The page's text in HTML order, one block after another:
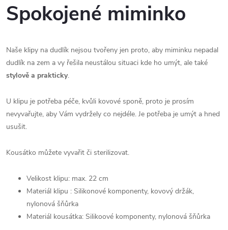
Spokojené miminko
Naše klipy na dudlík nejsou tvořeny jen proto, aby miminku nepadal
dudlík na zem a vy řešila neustálou situaci kde ho umýt, ale také
stylově a prakticky.
U klipu je potřeba péče, kvůli kovové sponě, proto je prosím
nevyvařujte, aby Vám vydržely co nejdéle. Je potřeba je umýt a hned
usušit.
Kousátko můžete vyvařit či sterilizovat.
Velikost klipu: max. 22 cm
Materiál klipu : Silikonové komponenty, kovový držák,
nylonová šňůrka
Materiál kousátka: Silikoové komponenty, nylonová šňůrka